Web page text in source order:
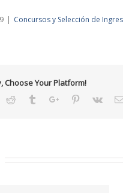
| Concursos y Selección de
Choose Your Platform!
Reddit TumblrGoogle+Pinterest
Vk